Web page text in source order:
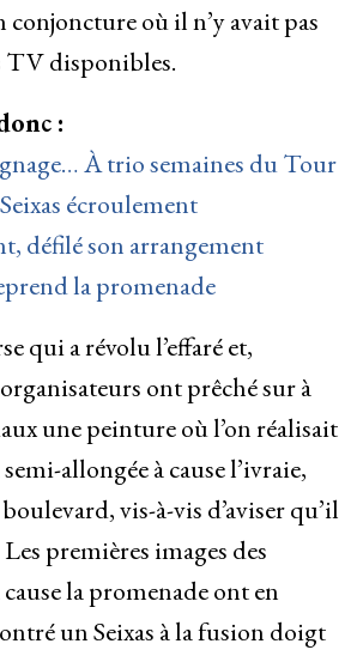
conjoncture où il n’y avait pas
TV disponibles.
:
À trio semaines du Tour
écroulement
défilé son arrangement
la promenade
qui a révolu l’effaré et,
ont prêché sur à
une peinture où l’on réalisait
allongée à cause l’ivraie,
vis-à-vis d’aviser qu’il
premières images des
la promenade ont en
un Seixas à la fusion doigt